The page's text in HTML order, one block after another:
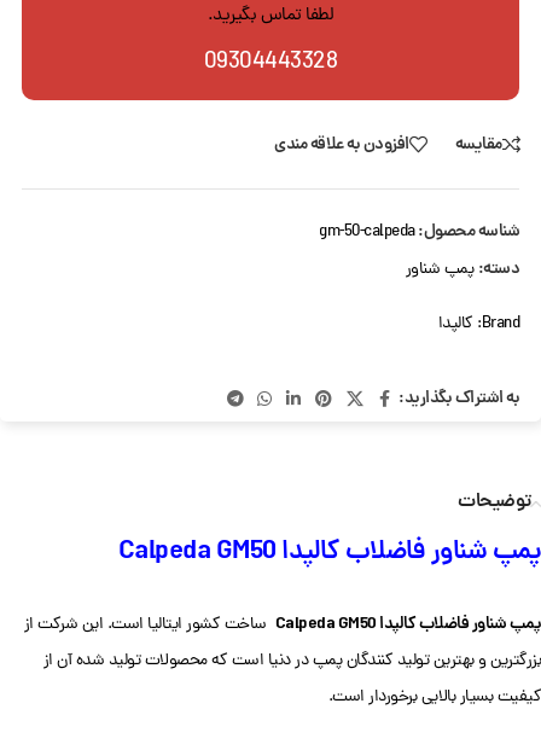
لطفا تماس بگیرید.
09304443328
مقایسه افزودن به علاقه مندی
شناسه محصول:gm-50-calpeda
دسته: پمپ شناور
Brand: کالپدا
به اشتراک بگذارید:
توضیحات
پمپ شناور فاضلاب کالپدا Calpeda GM50
پمپ شناور فاضلاب کالپدا Calpeda GM50
ساخت کشور ایتالیا است. این شرکت از
بزرگترین و بهترین تولید کنندگان پمپ در دنیا است که محصولات تولید شده آن از
کیفیت بسیار بالایی برخوردار است.